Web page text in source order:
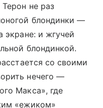
не раз
блондинки —
экране: и жгучей
блондинкой.
со своими
нечего —
Макса», где
«ежиком»